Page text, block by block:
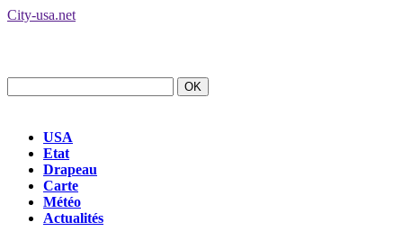
City-usa.net
USA
Etat
Drapeau
Carte
Météo
Actualités